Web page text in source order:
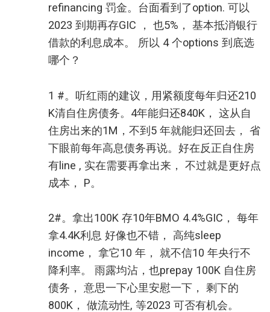
refinancing 罚金。台面看到了option. 可以
2023 到期再存GIC ， 也5%， 基本抵消银行
借款的利息成本。 所以 4 个options 到底选
哪个？
1 #。听红雨的建议，用紧额度每年归还210
K清自住房债务。4年能归还840K， 这从自
住房出来的1M，不到5 年就能归还回去， 省
下眼前每年高息债务再说。好在反正自住房
有line , 实在需要再拿出来， 不过就是更好点
成本， P。
2#。拿出100K 存10年BMO 4.4%GIC， 每年
拿4.4K利息 好像也不错， 高纯sleep
income， 拿它10 年， 就不信10 年央行不
降利率。 雨露均沾，也prepay 100K 自住房
债务， 意思一下心里安慰一下， 剩下的
800K， 做流动性, 等2023 可否有机会。